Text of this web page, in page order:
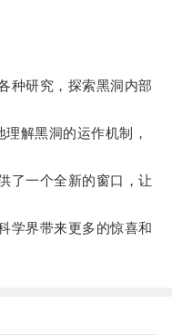
研究，探索黑洞内部
解黑洞的运作机制，
一个全新的窗口，让
界带来更多的惊喜和